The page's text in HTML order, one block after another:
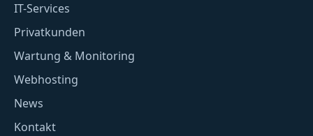
IT-Services
Privatkunden
Wartung & Monitoring
Webhosting
News
Kontakt